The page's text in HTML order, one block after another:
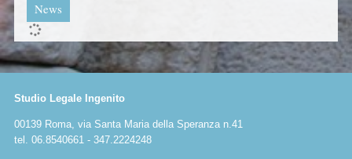
News
Studio Legale Ingenito
00139 Roma, via Santa Maria della Speranza n.41
tel. 06.8540661 - 347.2224248